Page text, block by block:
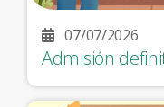
07/07/2026
Admisión